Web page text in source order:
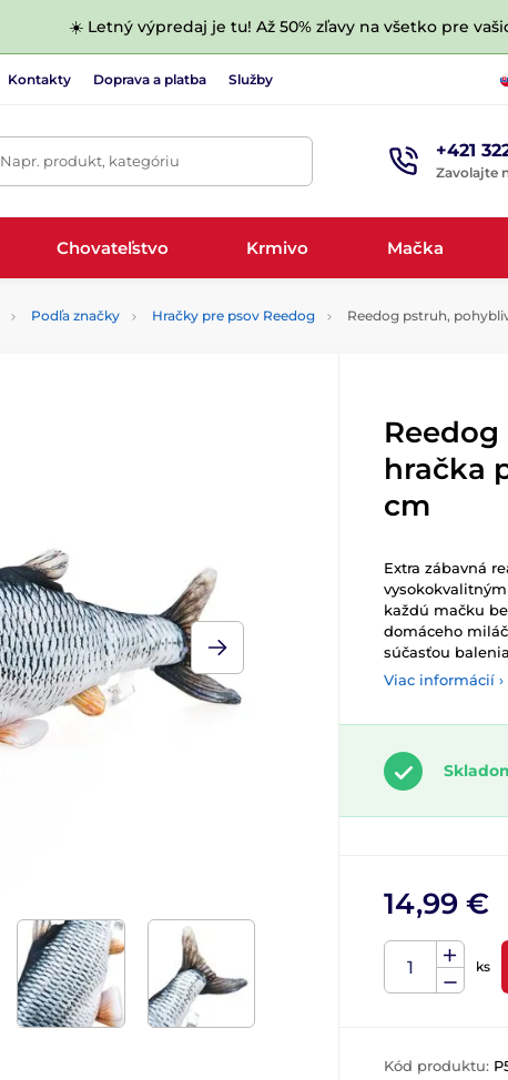
☀️ Letný výpredaj je tu! Až 50% zľavy na všetko pre
Kontakty Doprava a platba Služby
Napr. produkt, kategóriu +421
Zavolajte
Chovateľstvo Krmivo Mačka
Podľa značky Hračky pre psov Reedog Reedog pstruh,
hračka
cm
Extra zábavná
vysokokvalitným
každú mačku
domáceho
súčasťou
Viac informácií ›
14,99 €
ks
Kód produktu: